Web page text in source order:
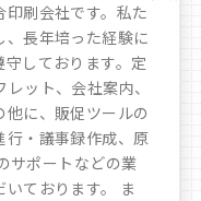
刷会社です。私た
長年培った経験に
しております。定
ット、会社案内、
に、販促ツールの
行・議事録作成、原
サポートなどの業
ております。 ま